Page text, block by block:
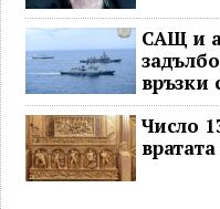
САЩ и
връзки
Число